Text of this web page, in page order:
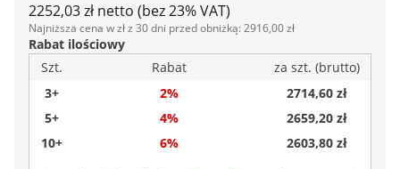
2252,03 zł netto (bez 23% VAT)
Najniższa cena w zł z 30 dni przed obniżką: 2916,00 zł
Rabat ilościowy
Szt.
Rabat
za szt. (brutto)
3+
2%
2714,60 zł
5+
4%
2659,20 zł
10+
6% 2603,80 zł